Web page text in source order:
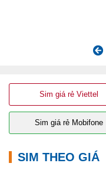
Sim giá rẻ Viettel
Sim giá rẻ Mobifone
SIM THEO GIÁ